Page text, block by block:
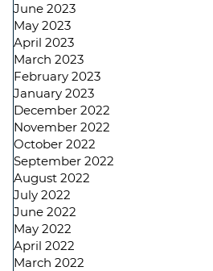
June 2023
May 2023
April 2023
March 2023
February 2023
January 2023
December 2022
November 2022
October 2022
September 2022
August 2022
July 2022
June 2022
May 2022
April 2022
March 2022